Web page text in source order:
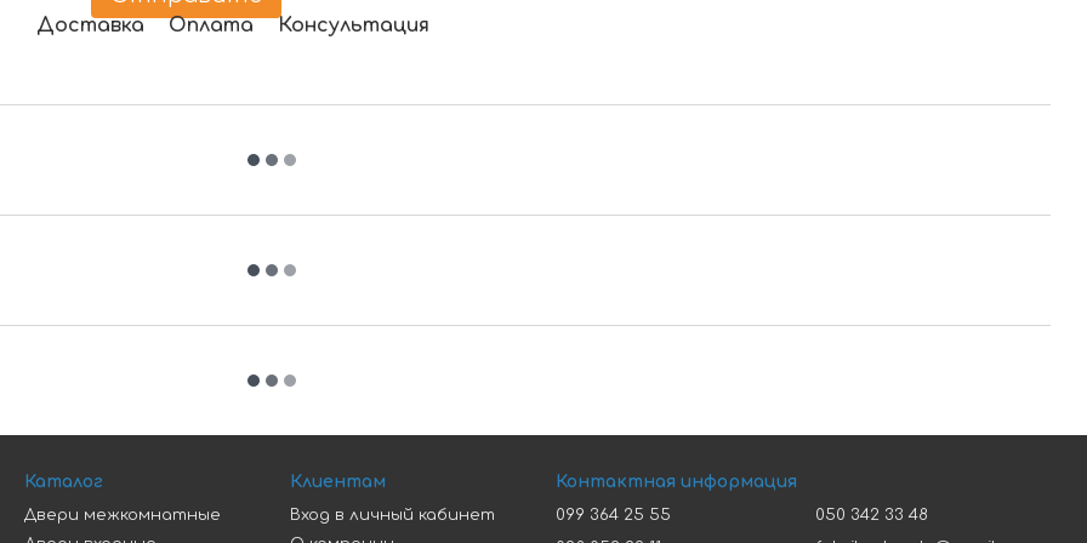
Доставка Оплата Консультация
Каталог
Двери межкомнатные
Клиентам
Вход в личный кабинет
Контактная информация
099 364 25 55
050 342 33 48